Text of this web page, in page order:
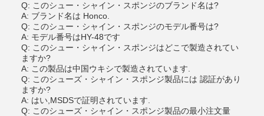
Q: このシュー・シャイン・スポンジのブランド名は?
A: ブランド名は Honco.
Q: このシュー・シャイン・スポンジのモデル番号は?
A: モデル番号はHY-48です
Q: このシュー・シャイン・スポンジはどこで製造されてい
ますか?
A: この製品は中国ウキシで製造されています.
Q: このシューズ・シャイン・スポンジ製品には 認証があり
ますか?
A: はい,MSDSで証明されています.
Q: このシューズ・シャイン・スポンジ製品の最小注文量